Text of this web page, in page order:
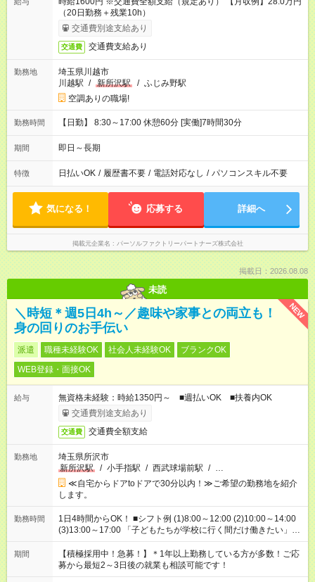
（20日勤務＋残業10h）
交通費別途支給あり
交通費 交通費支給あり
勤務地
埼玉県川越市
川越駅 / 新所沢駅 / ふじみ野駅
空調ありの職場!
勤務時間 【日勤】 8:30～17:00 休憩60分 [実働]7時間30分
期間 即日～長期
特徴 日払いOK / 履歴書不要 / 電話対応なし / パソコンスキル不要
気になる！ 応募する 詳細へ
掲載元企業名 パーソルファクトリーパートナーズ株式会社
掲載日：2026.08.08
未読
NEW
＼時短＊週5日4h～／趣味や家事との両立も！
身の回りのお手伝い
派遣 職種未経験OK 社会人未経験OK
ブランクOK
WEB登録・面接OK
給与
無資格未経験：時給1350円～ ■週払いOK ■扶養内OK
交通費別途支給あり
交通費 交通費全額支給
勤務地
埼玉県所沢市
新所沢駅
/ 小手指駅 / 西武球場前駅 / …
≪自宅からドアtoドアで30分以内！≫ご希望の勤務地を紹介
します。
勤務時間
1日4時間からOK！ ■シフト例 (1)8:00～12:00 (2)10:00～14:00
(3)13:00～17:00 「子どもたちが学校に行く間だけ働きたい」
「余裕を持って夕飯の準備がしたい」 「午前中は働いて、午後
はプライベートの時間にしたい」 など、ご希望を教えてくださ
いね。 ※Wワーク希望の方へ 今ご覧のお仕事で希望する勤務時
間と、もう1つのお仕事の勤務時間。 合計で週40時間を超える
期間
【積極採用中！急募！】＊1年以上勤務している方が多数！ご応
募から最短2～3日後の就業も相談可能です！